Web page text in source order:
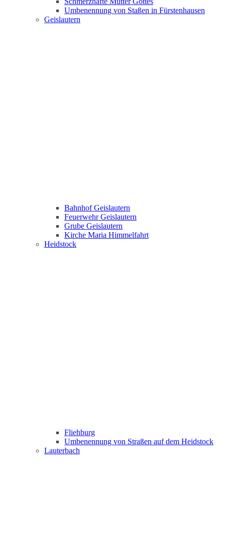
Umbenennung von Staßen in Fürstenhausen
Geislautern
Bahnhof Geislautern
Feuerwehr Geislautern
Grube Geislautern
Kirche Maria Himmelfahrt
Heidstock
Fliehburg
Umbenennung von Straßen auf dem Heidstock
Lauterbach